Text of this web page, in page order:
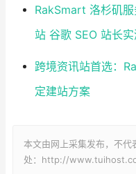
RakSmart 洛杉矶
站 谷歌 SEO 站长
跨境资讯站首选：
定建站方案
本文由网上采集发布，不代
处：http://